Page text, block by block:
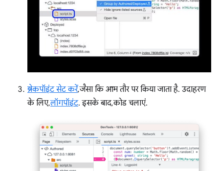
ब्रेकपॉइंट सेट करें, जैसा कि आम तौर पर किया जाता है. उदाहरण
के लिए,लॉगपॉइंट. इसके बाद, कोड चलाएं.